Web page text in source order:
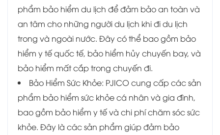
phẩm bảo hiểm du lịch để đảm bảo an toàn và
an tâm cho những người du lịch khi đi du lịch
trong và ngoài nước. Đây có thể bao gồm bảo
hiểm y tế quốc tế, bảo hiểm hủy chuyến bay, và
bảo hiểm mất cắp trong chuyến đi.
Bảo Hiểm Sức Khỏe: PJICO cung cấp các sản
phẩm bảo hiểm sức khỏe cá nhân và gia đình,
bao gồm bảo hiểm y tế và chi phí chăm sóc sức
khỏe. Đây là các sản phẩm giúp đảm bảo